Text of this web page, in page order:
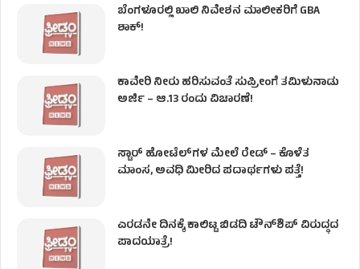
ಬೆಂಗಳೂರಲ್ಲಿ ಖಾಲಿ ನಿವೇಶನ ಮಾಲೀಕರಿಗೆ GBA
ಶಾಕ್!
ಕಾವೇರಿ ನೀರು ಹರಿಸುವಂತೆ ಸುಪ್ರೀಂಗೆ ತಮಿಳುನಾಡು
ಅರ್ಜಿ – ಆ.13 ರಂದು ವಿಚಾರಣೆ!
ಸ್ಟಾರ್ ಹೋಟೆಲ್​​​ಗಳ ಮೇಲೆ ರೇಡ್ – ಕೊಳೆತ
ಮಾಂಸ, ಅವಧಿ ಮೀರಿದ ಪದಾರ್ಥಗಳು ಪತ್ತೆ!
ಎರಡನೇ ದಿನಕ್ಕೆ ಕಾಲಿಟ್ಟ ಬಿಡದಿ ಟೌನ್​ಶಿಪ್ ವಿರುದ್ಧದ
ಪಾದಯಾತ್ರೆ!